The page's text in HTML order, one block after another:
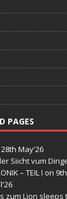
PAGES
May'26
Siicht vum
– TEIL I on
zum Lion sleeps